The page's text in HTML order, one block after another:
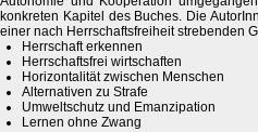
konkreten Kapitel des Buches. Die
einer nach Herrschaftsfreiheit strebenden
Herrschaft erkennen
Herrschaftsfrei wirtschaften
Horizontalität zwischen Menschen
Alternativen zu Strafe
Umweltschutz und Emanzipation
Lernen ohne Zwang